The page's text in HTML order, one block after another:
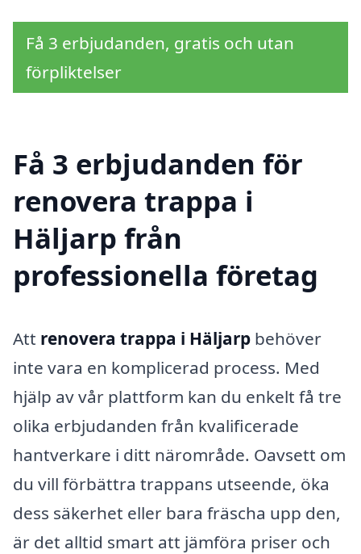
Få 3 erbjudanden, gratis och utan
förpliktelser
Få 3 erbjudanden för
renovera trappa i
Häljarp från
professionella företag
Att renovera trappa i Häljarp behöver
inte vara en komplicerad process. Med
hjälp av vår plattform kan du enkelt få tre
olika erbjudanden från kvalificerade
hantverkare i ditt närområde. Oavsett om
du vill förbättra trappans utseende, öka
dess säkerhet eller bara fräscha upp den,
är det alltid smart att jämföra priser och